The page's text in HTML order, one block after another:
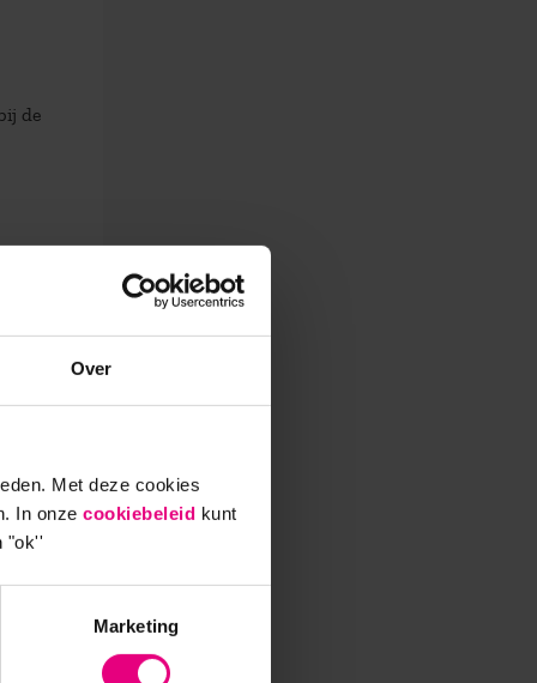
Over
Met deze cookies
In onze cookiebeleid kunt
"ok''
Marketing
de